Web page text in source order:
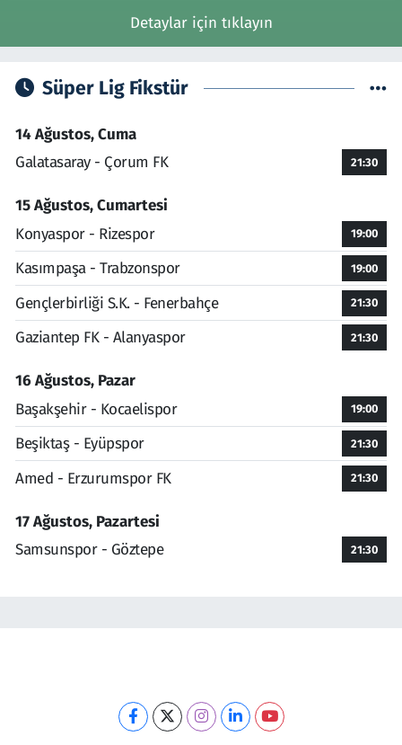
Detaylar için tıklayın
Süper Lig Fikstür
14 Ağustos, Cuma
Galatasaray - Çorum FK
21:30
15 Ağustos, Cumartesi
Konyaspor - Rizespor
19:00
Kasımpaşa - Trabzonspor 19:00
Gençlerbirliği S.K. - Fenerbahçe 21:30
Gaziantep FK - Alanyaspor 21:30
16 Ağustos, Pazar
Başakşehir - Kocaelispor
19:00
Beşiktaş - Eyüpspor 21:30
Amed - Erzurumspor FK 21:30
17 Ağustos, Pazartesi
Samsunspor - Göztepe
21:30